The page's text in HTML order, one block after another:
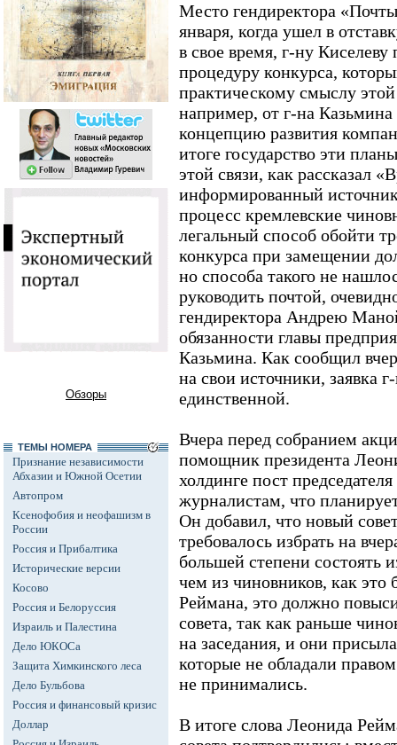
Обзоры
ТЕМЫ НОМЕРА
Признание независимости
Абхазии и Южной Осетии
Автопром
Ксенофобия и неофашизм в
России
Россия и Прибалтика
Исторические версии
Косово
Россия и Белоруссия
Израиль и Палестина
Дело ЮКОСа
Защита Химкинского леса
Дело Бульбова
Россия и финансовый кризис
Доллар
Место гендиректора
января, когда ушел в
в свое время, г-ну Киселеву
процедуру конкурса,
практическому смыслу
например, от г-на Казьмина
концепцию развития
итоге государство эти
этой связи, как рассказал
информированный
процесс кремлевские
легальный способ обойти
конкурса при замещении
но способа такого не
руководить почтой,
гендиректора Андрею
обязанности главы
Казьмина. Как сообщил
на свои источники, заявка
единственной.
Вчера перед собранием
помощник президента
холдинге пост
журналистам, что
Он добавил, что новый
требовалось избрать на
большей степени состоять
чем из чиновников, как
Реймана, это должно
совета, так как раньше
на заседания, и они
которые не обладали
не принимались.
В итоге слова Леонида